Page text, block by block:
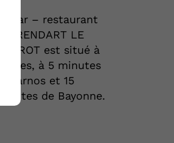
Le bar – restaurant
LARRENDART LE
BISTROT est situé à
Ondres, à 5 minutes
de Tarnos et 15
minutes de Bayonne.